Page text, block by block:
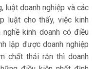
luật doanh nghiệp và các
luật cho thấy, việc kinh
kinh doanh có điều
lập được doanh nghiệp
chất thải rắn thì doanh